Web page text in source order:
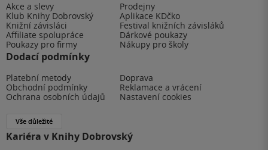
Akce a slevy
Prodejny
Klub Knihy Dobrovský
Aplikace KDčko
Knižní závisláci
Festival knižních závisláků
Affiliate spolupráce
Dárkové poukazy
Poukazy pro firmy
Nákupy pro školy
Dodací podmínky
Platební metody
Doprava
Obchodní podmínky
Reklamace a vrácení
Ochrana osobních údajů
Nastavení cookies
Vše důležité
Kariéra v Knihy Dobrovský